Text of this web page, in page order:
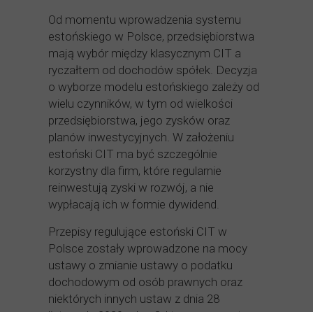
Od momentu wprowadzenia systemu
estońskiego w Polsce, przedsiębiorstwa
mają wybór między klasycznym CIT a
ryczałtem od dochodów spółek. Decyzja
o wyborze modelu estońskiego zależy od
wielu czynników, w tym od wielkości
przedsiębiorstwa, jego zysków oraz
planów inwestycyjnych. W założeniu
estoński CIT ma być szczególnie
korzystny dla firm, które regularnie
reinwestują zyski w rozwój, a nie
wypłacają ich w formie dywidend.
Przepisy regulujące estoński CIT w
Polsce zostały wprowadzone na mocy
ustawy o zmianie ustawy o podatku
dochodowym od osób prawnych oraz
niektórych innych ustaw z dnia 28